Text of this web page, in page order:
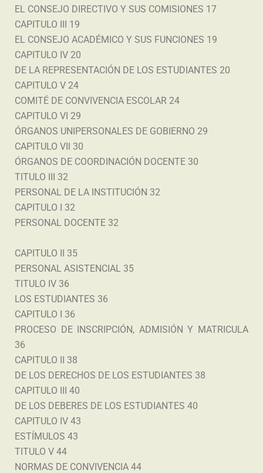
EL CONSEJO DIRECTIVO Y SUS COMISIONES 17
CAPITULO III 19
EL CONSEJO ACADÉMICO Y SUS FUNCIONES 19
CAPITULO IV 20
DE LA REPRESENTACIÓN DE LOS ESTUDIANTES 20
CAPITULO V 24
COMITÉ DE CONVIVENCIA ESCOLAR 24
CAPITULO VI 29
ÓRGANOS UNIPERSONALES DE GOBIERNO 29
CAPITULO VIl 30
ÓRGANOS DE COORDINACIÓN DOCENTE 30
TITULO III 32
PERSONAL DE LA INSTITUCIÓN 32
CAPITULO I 32
PERSONAL DOCENTE 32
CAPITULO II 35
PERSONAL ASISTENCIAL 35
TITULO IV 36
LOS ESTUDIANTES 36
CAPITULO I 36
PROCESO DE INSCRIPCIÓN, ADMISIÓN Y MATRICULA
36
CAPITULO II 38
DE LOS DERECHOS DE LOS ESTUDIANTES 38
CAPITULO III 40
DE LOS DEBERES DE LOS ESTUDIANTES 40
CAPITULO IV 43
ESTÍMULOS 43
TITULO V 44
NORMAS DE CONVIVENCIA 44